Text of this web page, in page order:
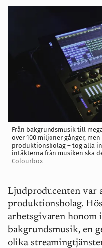
Från bakgrundsmusik till
över 100 miljoner gånger,
produktionsbolag – tog alla
intäkterna från musiken ska
Colourbox
Ljudproducenten var
produktionsbolag.
arbetsgivaren honom
bakgrundsmusik, en
olika